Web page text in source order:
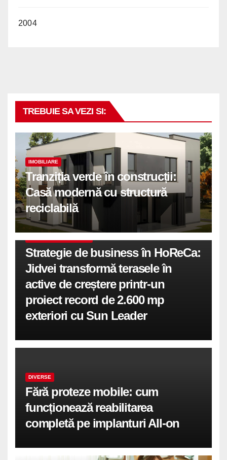
2004
TREBUIE SA VEZI SI:
IMOBILIARE
Tranziția verde în construcții:
Casă modernă cu structură
reciclabilă
Strategie de business în HoReCa:
Jidvei transformă terasele în
active de creștere printr-un
proiect record de 2.600 mp
exteriori cu Sun Leader
DIVERSE
Fără proteze mobile: cum
funcționează reabilitarea
completă pe implanturi All-on